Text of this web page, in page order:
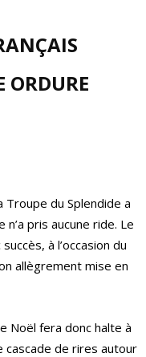
ORDURE
du Splendide a
pris aucune ride. Le
à l’occasion du
allègrement mise en
Noël fera donc halte à
cascade de rires autour